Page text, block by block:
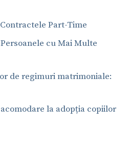
Part-Time
cu Mai Multe
de regimuri matrimoniale:
la adopția copiilor